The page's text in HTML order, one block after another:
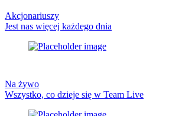
Akcjonariuszy
Jest nas więcej każdego dnia
Na żywo
Wszystko, co dzieje się w Team Live